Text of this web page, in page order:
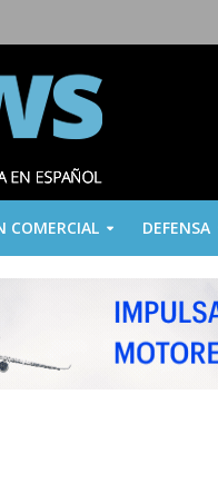
COMERCIAL DEFENSA